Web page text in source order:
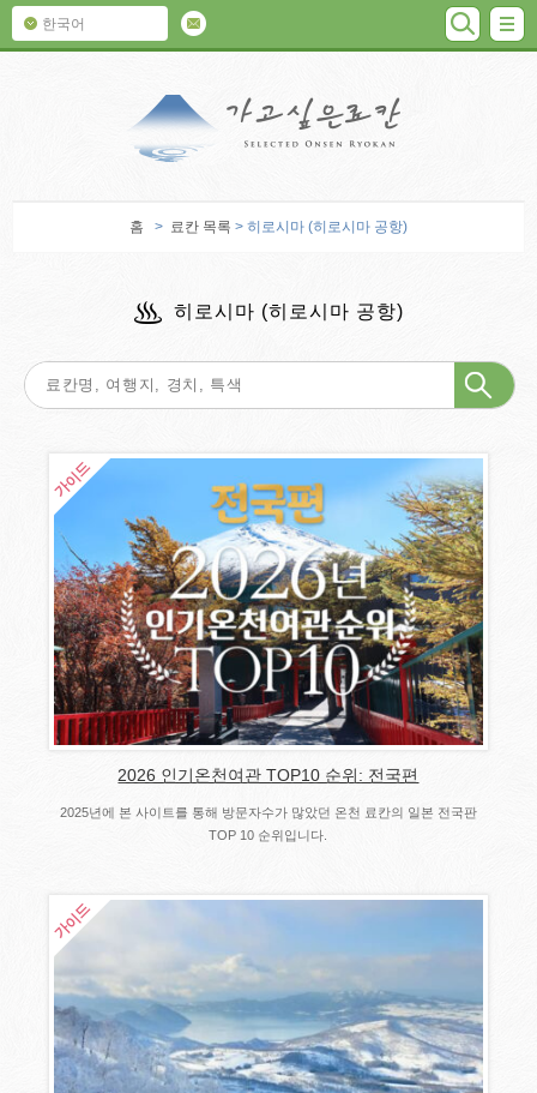
한국어 검색
홈 > 료칸 목록 > 히로시마 (히로시마 공항)
히로시마 (히로시마 공항)
2026 인기온천여관 TOP10 순위: 전국편
2025년에 본 사이트를 통해 방문자수가 많았던 온천 료칸의 일본 전국판
TOP 10 순위입니다.